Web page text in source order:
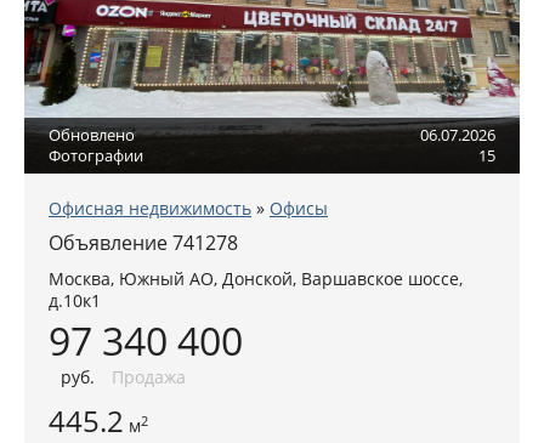
Обновлено
06.07.2026
Фотографии
15
Офисная недвижимость » Офисы
Объявление 741278
Москва, Южный АО, Донской, Варшавское шоссе,
д.10к1
97 340 400
руб. Продажа
445.2 м2